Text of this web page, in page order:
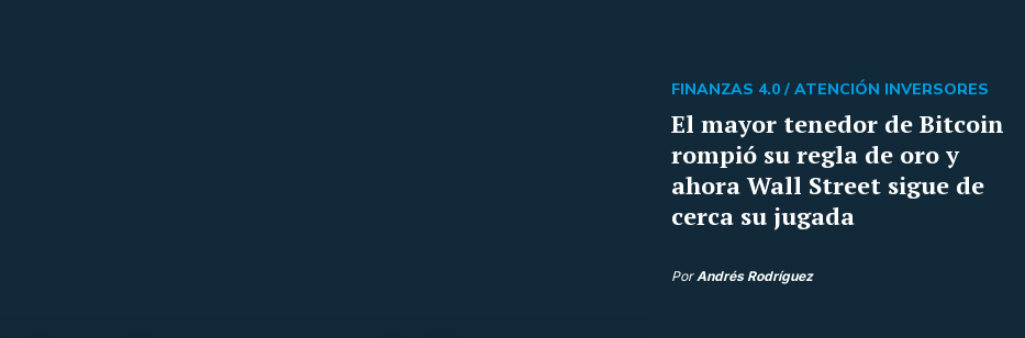
El mayor tenedor de Bitcoin
rompió su regla de oro y
ahora Wall Street sigue de
cerca su jugada
FINANZAS 4.0 / ATENCIÓN INVERSORES
PorAndrés Rodríguez